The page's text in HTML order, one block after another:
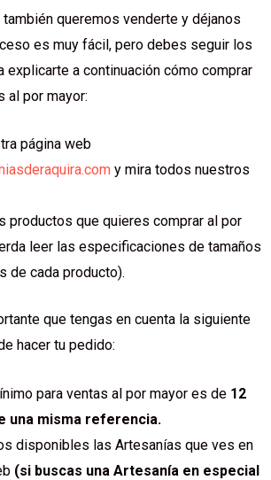
queremos venderte y déjanos
es muy fácil, pero debes seguir los
explicarte a continuación cómo comprar
al por mayor:
página web
y mira todos nuestros
productos que quieres comprar al por
leer las especificaciones de tamaños
de cada producto).
que tengas en cuenta la siguiente
hacer tu pedido:
para ventas al por mayor es de 12
una misma referencia.
disponibles las Artesanías que ves en
(si buscas una Artesanía en especial